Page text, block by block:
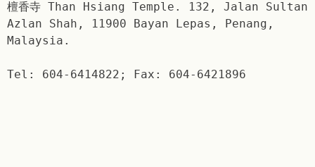
檀香寺 Than Hsiang Temple. 132, Jalan Sultan
Azlan Shah, 11900 Bayan Lepas, Penang,
Malaysia.
Tel: 604-6414822; Fax: 604-6421896